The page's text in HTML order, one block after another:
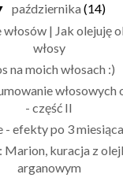
października (14)
| Jak olejuję
włosy
na moich włosach :)
włosowych
- część II
- efekty po 3
Marion, kuracja z
arganowym